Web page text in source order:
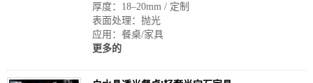
厚度：18–20mm / 定制
表面处理：抛光
应用：餐桌/家具
更多的